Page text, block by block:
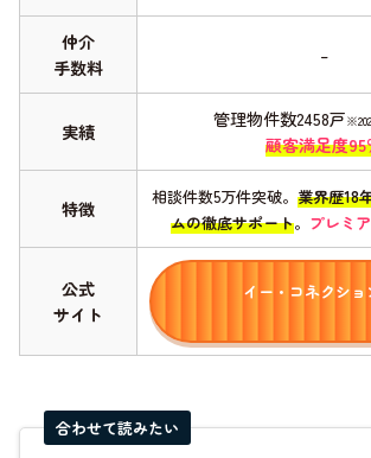
仲介
手数料
–
実績
管理物件数2458戸
顧客満足度95
特徴
相談件数5万件突破。 業界歴18
ムの徹底サポート。 プレミ
公式
サイト
イー・コネクショ
合わせて読みたい